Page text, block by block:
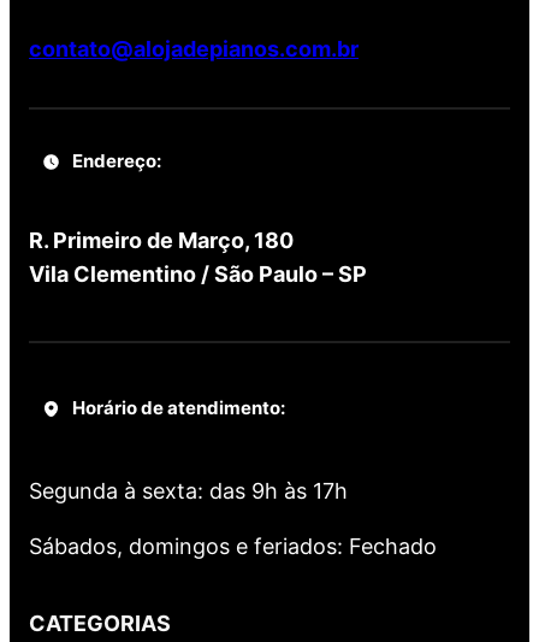
contato@alojadepianos.com.br
Endereço:
R. Primeiro de Março, 180
Vila Clementino / São Paulo – SP
Horário de atendimento:
Segunda à sexta: das 9h às 17h
Sábados, domingos e feriados: Fechado
CATEGORIAS